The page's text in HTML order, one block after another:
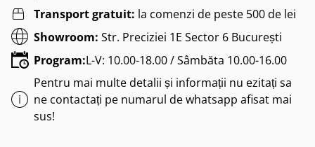
Transport gratuit: la comenzi de peste 500 de lei
Showroom: Str. Preciziei 1E Sector 6 București
Program:L-V: 10.00-18.00 / Sâmbăta 10.00-16.00
Pentru mai multe detalii și informații nu ezitați sa
ne contactați pe numarul de whatsapp afisat mai
sus!